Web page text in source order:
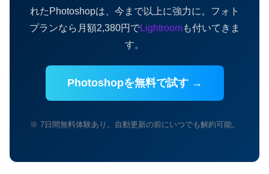
れたPhotoshopは、今まで以上に強力に。フォト
プランなら月額2,380円でLightroomも付いてきま
す。
Photoshopを無料で試す →
※ 7日間無料体験あり。自動更新の前にいつでも解約可能。